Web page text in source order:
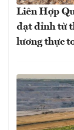
Liên Hợp
đạt đỉnh từ
lương thực